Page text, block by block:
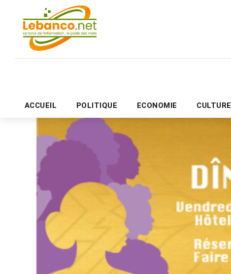
ACCUEIL POLITIQUE ECONOMIE CULTURE